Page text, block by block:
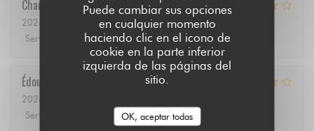
Puede cambiar sus opciones
en cualquier momento
haciendo clic en el icono de
cookie en la parte inferior
izquierda de las páginas del
sitio.
OK, aceptar todas
Charles
2024-06-01
- 19:30 - Invitados 2
Servicio
Ambiente: 4/5 Menú: 4/5 Calidad / Precio
Édouard
2024-06-02
Servicio
: 4/5 Menú: 4/5 Calidad / Precio